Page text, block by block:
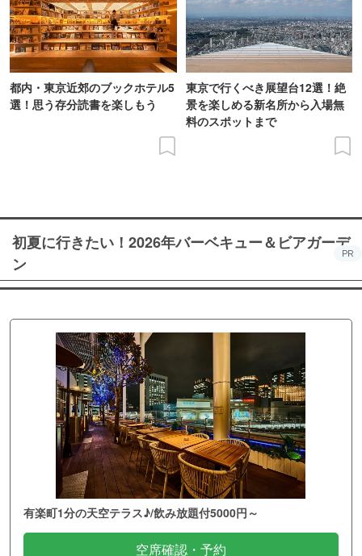
都内・東京近郊のブックホテル5
選！思う存分読書を楽しもう
東京で行くべき展望台12選！絶
景を楽しめる新名所から入場無
料のスポットまで
初夏に行きたい！2026年バーベキュー＆ビアガーデ
ン
PR
有楽町1分の天空テラス♪/飲み放題付5000円～
空席確認・予約